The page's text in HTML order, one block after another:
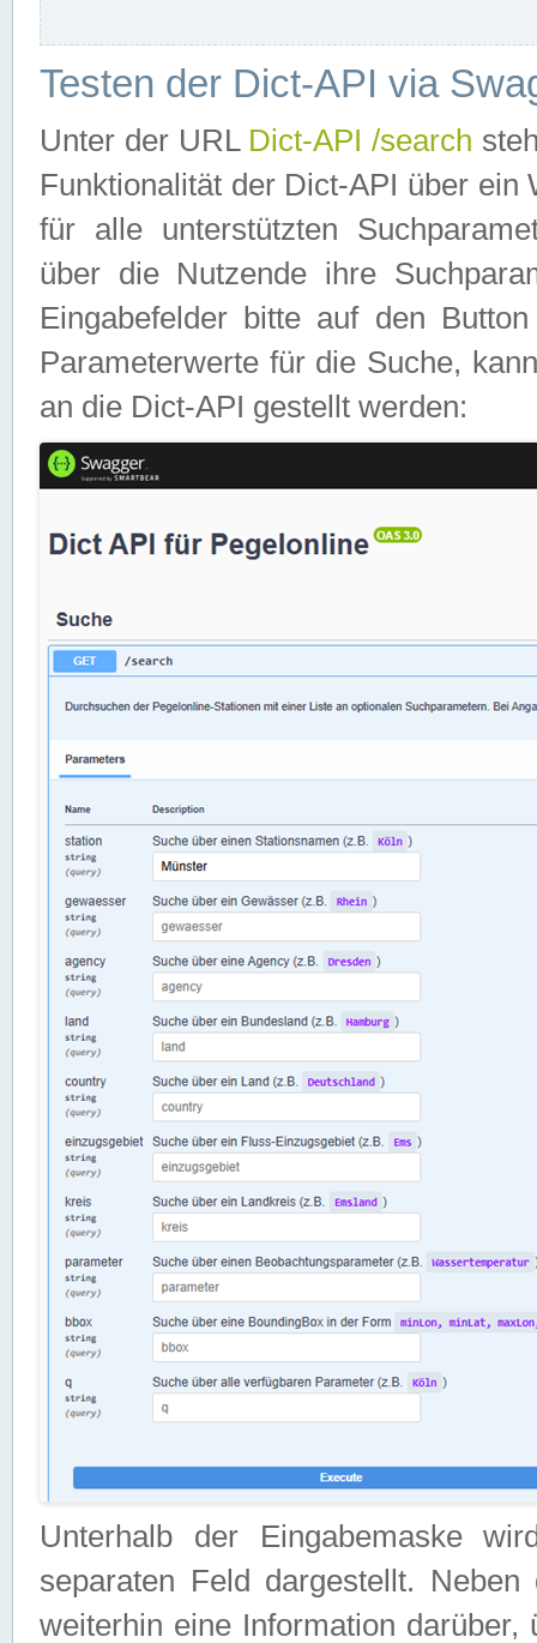
Testen der Dict-API via
Unter der URL Dict-API /search
Funktionalität der Dict-API über
für alle unterstützten
über die Nutzende ihre
Eingabefelder bitte auf den
Parameterwerte für die Suche,
an die Dict-API gestellt werden:
Unterhalb der Eingabemaske
separaten Feld dargestellt.
weiterhin eine Information